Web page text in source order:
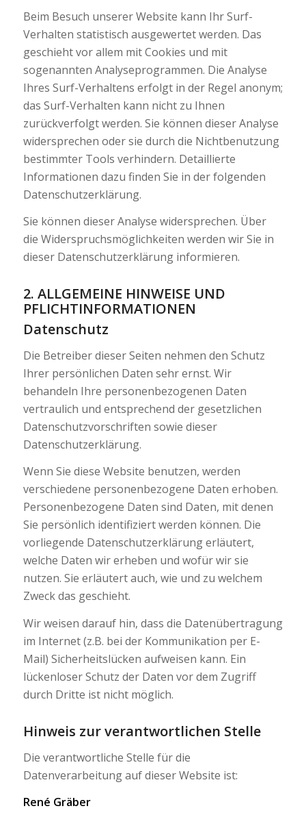
Beim Besuch unserer Website kann Ihr Surf-
Verhalten statistisch ausgewertet werden. Das
geschieht vor allem mit Cookies und mit
sogenannten Analyseprogrammen. Die Analyse
Ihres Surf-Verhaltens erfolgt in der Regel anonym;
das Surf-Verhalten kann nicht zu Ihnen
zurückverfolgt werden. Sie können dieser Analyse
widersprechen oder sie durch die Nichtbenutzung
bestimmter Tools verhindern. Detaillierte
Informationen dazu finden Sie in der folgenden
Datenschutzerklärung.
Sie können dieser Analyse widersprechen. Über
die Widerspruchsmöglichkeiten werden wir Sie in
dieser Datenschutzerklärung informieren.
2. ALLGEMEINE HINWEISE UND
PFLICHTINFORMATIONEN
Datenschutz
Die Betreiber dieser Seiten nehmen den Schutz
Ihrer persönlichen Daten sehr ernst. Wir
behandeln Ihre personenbezogenen Daten
vertraulich und entsprechend der gesetzlichen
Datenschutzvorschriften sowie dieser
Datenschutzerklärung.
Wenn Sie diese Website benutzen, werden
verschiedene personenbezogene Daten erhoben.
Personenbezogene Daten sind Daten, mit denen
Sie persönlich identifiziert werden können. Die
vorliegende Datenschutzerklärung erläutert,
welche Daten wir erheben und wofür wir sie
nutzen. Sie erläutert auch, wie und zu welchem
Zweck das geschieht.
Wir weisen darauf hin, dass die Datenübertragung
im Internet (z.B. bei der Kommunikation per E-
Mail) Sicherheitslücken aufweisen kann. Ein
lückenloser Schutz der Daten vor dem Zugriff
durch Dritte ist nicht möglich.
Hinweis zur verantwortlichen Stelle
Die verantwortliche Stelle für die
Datenverarbeitung auf dieser Website ist:
René Gräber